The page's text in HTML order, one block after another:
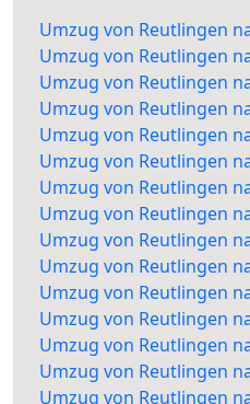
Umzug von Reutlingen
Umzug von Reutlingen
Umzug von Reutlingen
Umzug von Reutlingen
Umzug von Reutlingen
Umzug von Reutlingen
Umzug von Reutlingen
Umzug von Reutlingen
Umzug von Reutlingen
Umzug von Reutlingen
Umzug von Reutlingen
Umzug von Reutlingen
Umzug von Reutlingen
Umzug von Reutlingen
Umzug von Reutlingen